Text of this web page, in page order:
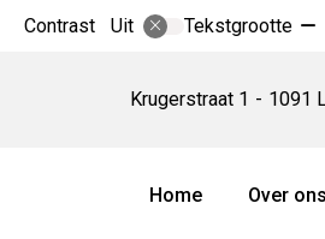
Contrast Uit Tekstgrootte
Krugerstraat 1 1091
Hoofdmenu
Home
Over ons